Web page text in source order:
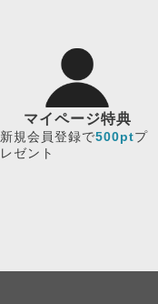
マイページ特典
新規会員登録で500ptプ
レゼント